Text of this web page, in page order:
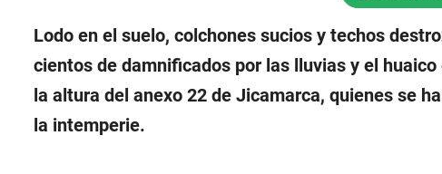
Lodo en el suelo, colchones sucios y techos
cientos de damnificados por las lluvias y el
la altura del anexo 22 de Jicamarca, quienes se
la intemperie.